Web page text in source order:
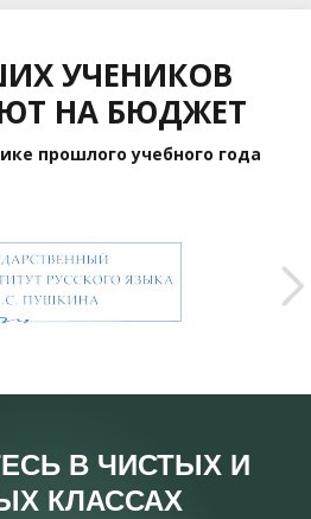
УЧЕНИКОВ
НА БЮДЖЕТ
прошлого учебного года
В ЧИСТЫХ И
КЛАССАХ